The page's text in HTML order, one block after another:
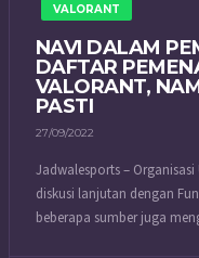
VALORANT
NAVI DALAM
DAFTAR
VALORANT,
PASTI
27/09/2022
Jadwalesports –
diskusi lanjutan dengan
beberapa sumber juga